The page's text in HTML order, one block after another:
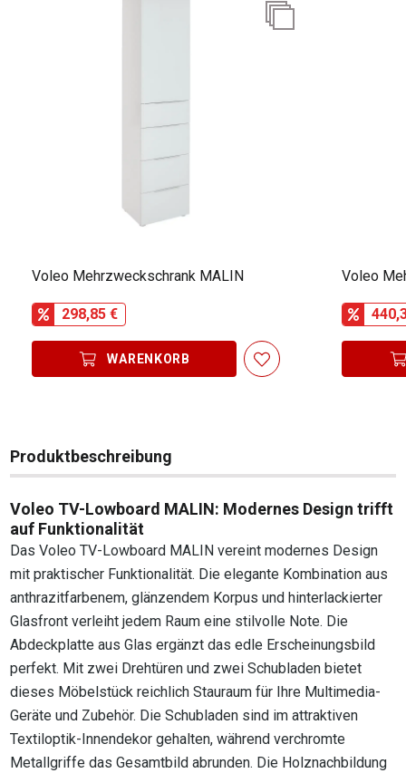
Voleo Mehrzweckschrank MALIN
298,85 €
WARENKORB
Produktbeschreibung
Voleo TV-Lowboard MALIN: Modernes Design trifft
auf Funktionalität
Das Voleo TV-Lowboard MALIN vereint modernes Design
mit praktischer Funktionalität. Die elegante Kombination aus
anthrazitfarbenem, glänzendem Korpus und hinterlackierter
Glasfront verleiht jedem Raum eine stilvolle Note. Die
Abdeckplatte aus Glas ergänzt das edle Erscheinungsbild
perfekt. Mit zwei Drehtüren und zwei Schubladen bietet
dieses Möbelstück reichlich Stauraum für Ihre Multimedia-
Geräte und Zubehör. Die Schubladen sind im attraktiven
Textiloptik-Innendekor gehalten, während verchromte
Metallgriffe das Gesamtbild abrunden. Die Holznachbildung